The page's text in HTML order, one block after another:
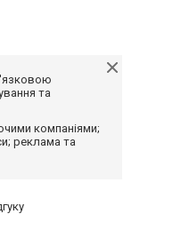
та
компаніями;
реклама та